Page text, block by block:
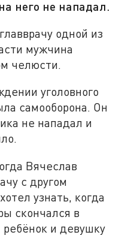
него не нападал.
одной из
мужчина
челюсти.
уголовного
самооборона. Он
не нападал и
Вячеслав
с другом
узнать, когда
скончался в
и девушку